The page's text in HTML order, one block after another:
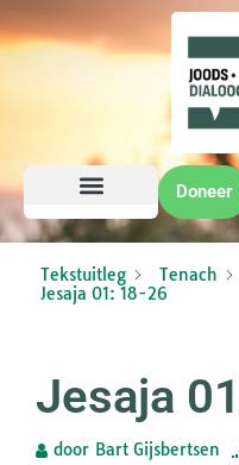
Doneer
Tekstuitleg Tenach
Jesaja 01: 18-26
Jesaja
door Bart Gijsbertsen